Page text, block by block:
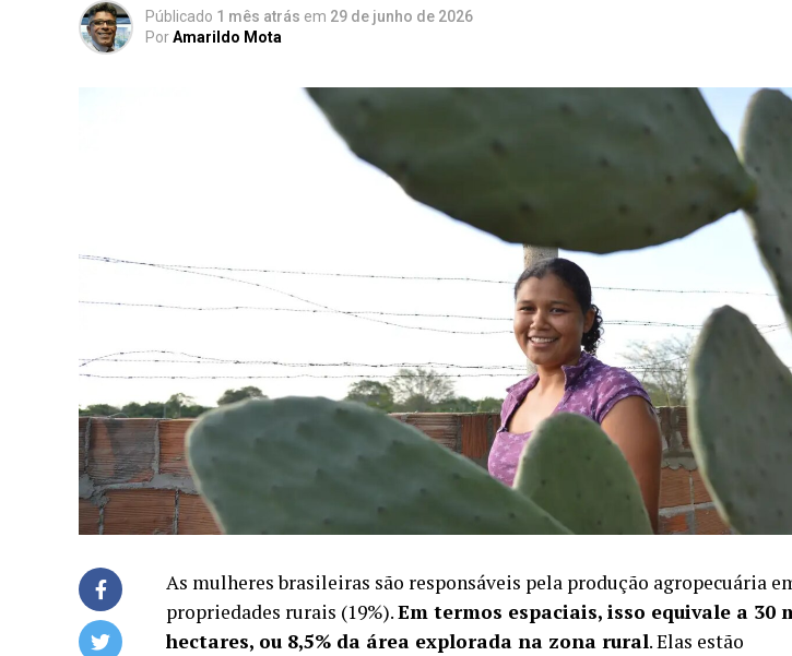
Públicado 1 mês atrás em 29 de junho de 2026
PorAmarildo Mota
As mulheres brasileiras são responsáveis pela produção agropecuária
propriedades rurais (19%).Em termos espaciais, isso equivale a 30
hectares, ou 8,5% da área explorada na zona rural. Elas estão